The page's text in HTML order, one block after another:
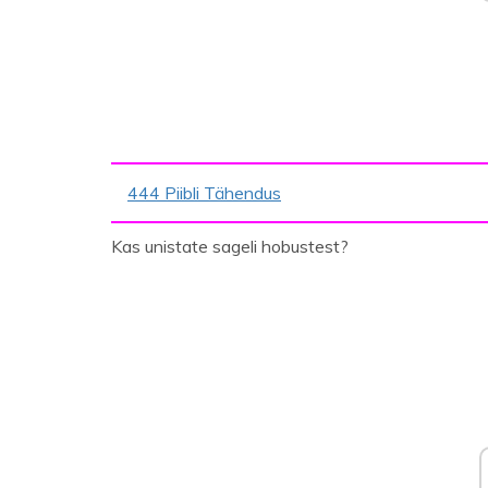
444 Piibli Tähendus
Kas unistate sageli hobustest?